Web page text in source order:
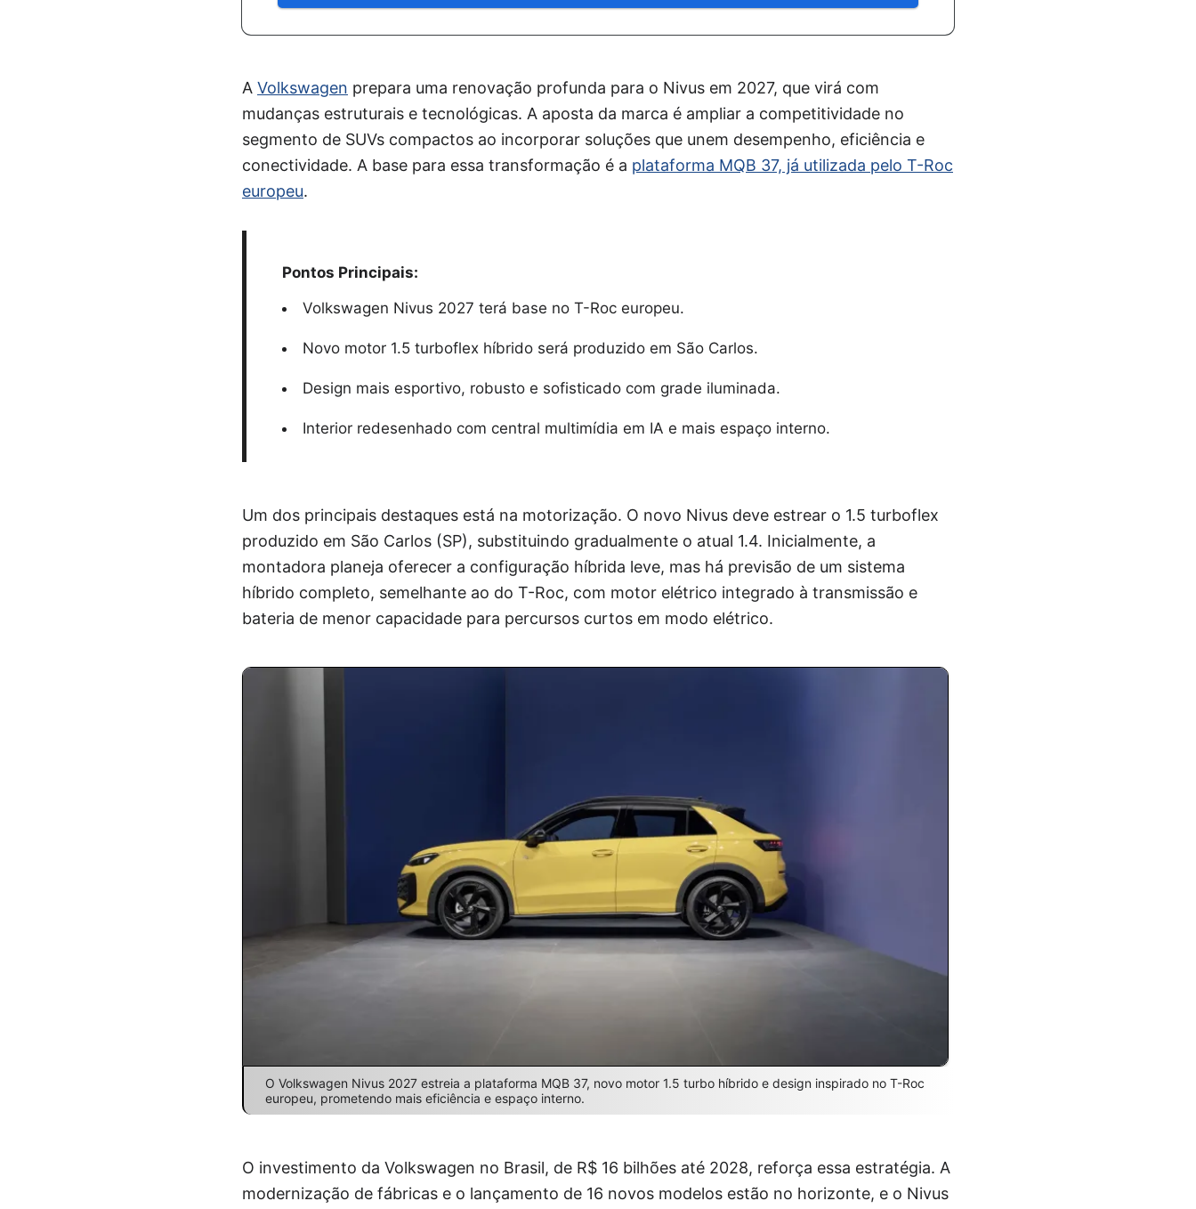
A Volkswagen prepara uma renovação profunda para o Nivus em 2027, que virá com
mudanças estruturais e tecnológicas. A aposta da marca é ampliar a competitividade no
segmento de SUVs compactos ao incorporar soluções que unem desempenho, eficiência e
conectividade. A base para essa transformação é a plataforma MQB 37, já utilizada pelo T-Roc
europeu.
Pontos Principais:
Volkswagen Nivus 2027 terá base no T-Roc europeu.
Novo motor 1.5 turboflex híbrido será produzido em São Carlos.
Design mais esportivo, robusto e sofisticado com grade iluminada.
Interior redesenhado com central multimídia em IA e mais espaço interno.
Um dos principais destaques está na motorização. O novo Nivus deve estrear o 1.5 turboflex
produzido em São Carlos (SP), substituindo gradualmente o atual 1.4. Inicialmente, a
montadora planeja oferecer a configuração híbrida leve, mas há previsão de um sistema
híbrido completo, semelhante ao do T-Roc, com motor elétrico integrado à transmissão e
bateria de menor capacidade para percursos curtos em modo elétrico.
O Volkswagen Nivus 2027 estreia a plataforma MQB 37, novo motor 1.5 turbo híbrido e design inspirado no T-Roc
europeu, prometendo mais eficiência e espaço interno.
O investimento da Volkswagen no Brasil, de R$ 16 bilhões até 2028, reforça essa estratégia. A
modernização de fábricas e o lançamento de 16 novos modelos estão no horizonte, e o Nivus